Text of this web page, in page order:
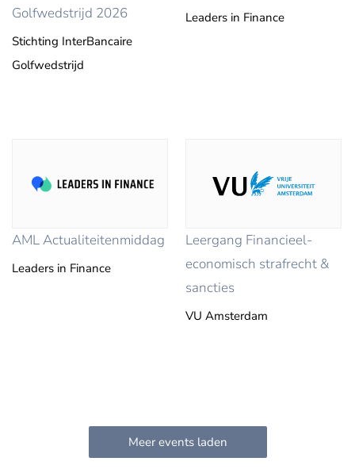
Golfwedstrijd 2026
Stichting InterBancaire
Golfwedstrijd
Leaders in Finance
AML Actualiteitenmiddag
Leaders in Finance
Leergang Financieel-
economisch strafrecht &
sancties
VU Amsterdam